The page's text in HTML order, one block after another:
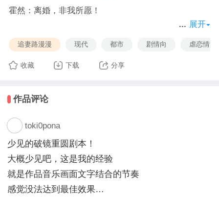
霍然：离婚，非我所愿！
鹿芸：决定了就不要后悔，后悔也没用！
霍然：我给你弄来后悔药，你会吃吗？
鹿芸：吃不吃，决定权不在我这里！
也许破镜真能圆，也许真有后悔药？
展开
追妻路漫漫 现代 都市 剧情向 虐恋情深
收藏 下载 分享
作品评论
toki0pona
少见的破镜重圆剧本！
大概少见吧，这是我的经验
就是作品音乐画面文字结合的节奏
感觉没法达到最佳效果